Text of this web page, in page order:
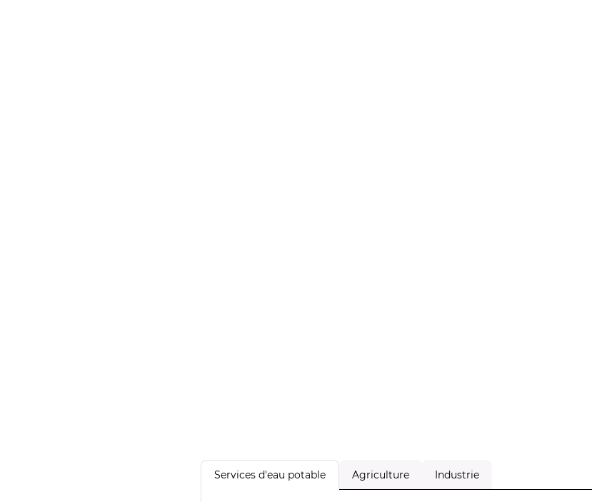
Services d'eau potable Agriculture Industrie